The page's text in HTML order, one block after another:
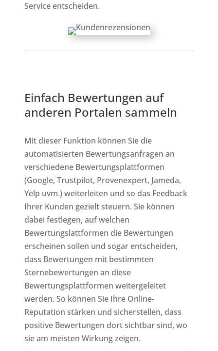
Service entscheiden.
Einfach Bewertungen auf
anderen Portalen sammeln
Mit dieser Funktion können Sie die
automatisierten Bewertungsanfragen an
verschiedene Bewertungsplattformen
(Google, Trustpilot, Provenexpert, Jameda,
Yelp uvm.) weiterleiten und so das Feedback
Ihrer Kunden gezielt steuern. Sie können
dabei festlegen, auf welchen
Bewertungslattformen die Bewertungen
erscheinen sollen und sogar entscheiden,
dass Bewertungen mit bestimmten
Sternebewertungen an diese
Bewertungsplattformen weitergeleitet
werden. So können Sie Ihre Online-
Reputation stärken und sicherstellen, dass
positive Bewertungen dort sichtbar sind, wo
sie am meisten Wirkung zeigen.